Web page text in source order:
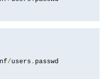
/users .